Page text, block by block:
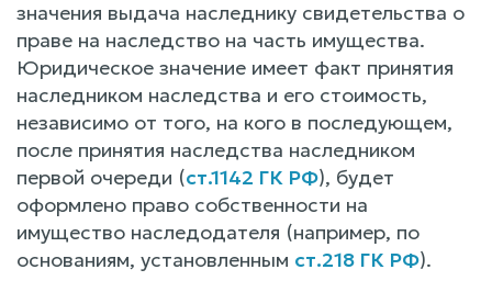
значения выдача наследнику свидетельства о
праве на наследство на часть имущества.
Юридическое значение имеет факт принятия
наследником наследства и его стоимость,
независимо от того, на кого в последующем,
после принятия наследства наследником
первой очереди (ст.1142 ГК РФ), будет
оформлено право собственности на
имущество наследодателя (например, по
основаниям, установленным ст.218 ГК РФ).